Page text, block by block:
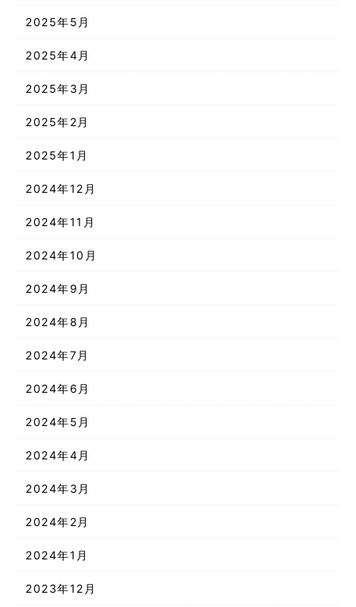
2025年5月
2025年4月
2025年3月
2025年2月
2025年1月
2024年12月
2024年11月
2024年10月
2024年9月
2024年8月
2024年7月
2024年6月
2024年5月
2024年4月
2024年3月
2024年2月
2024年1月
2023年12月